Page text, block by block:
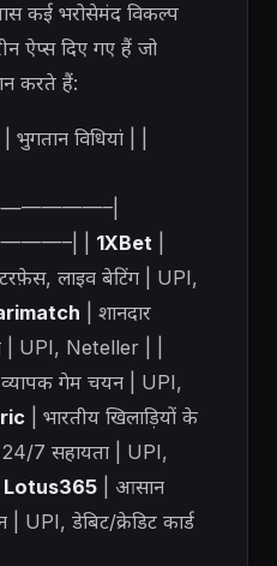
कई भरोसेमंद विकल्प
ऐप्स दिए गए हैं जो
करते हैं:
भुगतान विधियां | |
| 1XBet
लाइव बेटिंग | UPI,
| शानदार
| UPI, Neteller | |
व्यापक गेम चयन | UPI,
| भारतीय खिलाड़ियों के
7 सहायता | UPI,
Lotus365 | आसान
| UPI, डेबिट/क्रेडिट कार्ड